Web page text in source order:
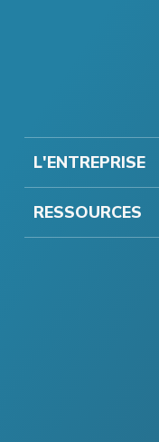
L'ENTREPRISE
RESSOURCES